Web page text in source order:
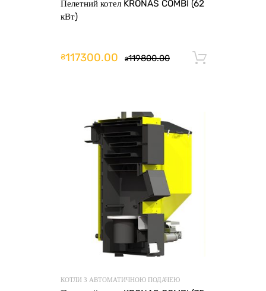
Пелетний котел KRONAS COMBI (62
кВт)
₴119800.00
₴117300.00
КОТЛИ З АВТОМАТИЧНОЮ ПОДАЧЕЮ